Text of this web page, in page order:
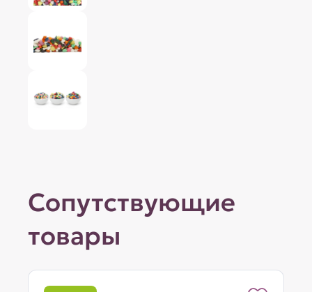
Сопутствующие
товары